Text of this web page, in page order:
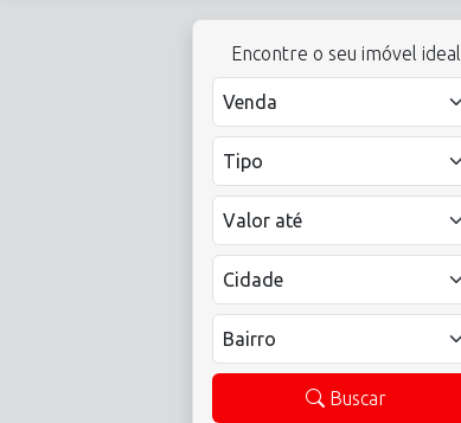
Encontre o seu imóvel ideal
Buscar